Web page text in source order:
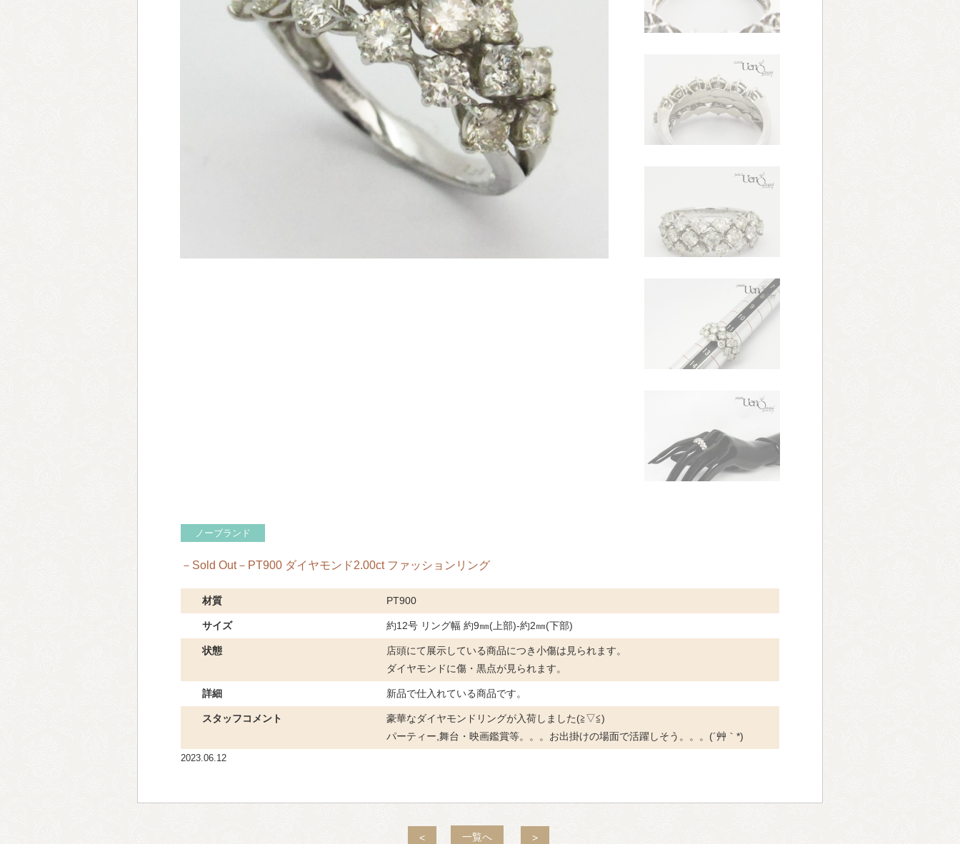
ノーブランド
－Sold Out－PT900 ダイヤモンド2.00ct ファッションリング
材質 PT900
サイズ 約12号 リング幅 約9㎜(上部)-約2㎜(下部)
状態
店頭にて展示している商品につき小傷は見られます。
ダイヤモンドに傷・黒点が見られます。
詳細 新品で仕入れている商品です。
スタッフコメント
豪華なダイヤモンドリングが入荷しました(≧▽≦)
パーティー,舞台・映画鑑賞等。。。お出掛けの場面で活躍しそう。。。(´艸｀*)
2023.06.12
< 一覧へ >